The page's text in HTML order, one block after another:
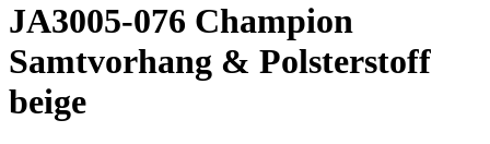
JA3005-076 Champion
Samtvorhang & Polsterstoff
beige